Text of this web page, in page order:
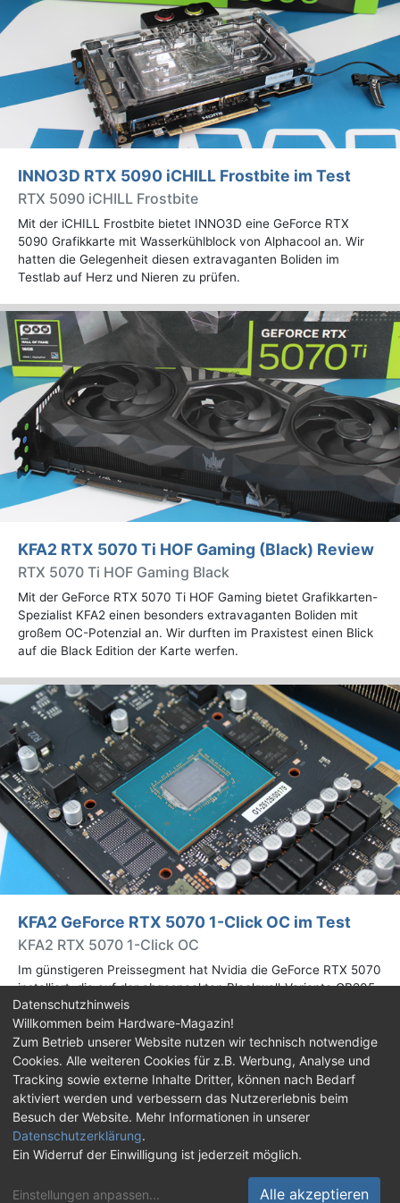
INNO3D RTX 5090 iCHILL Frostbite im Test
RTX 5090 iCHILL Frostbite
Mit der iCHILL Frostbite bietet INNO3D eine GeForce RTX
5090 Grafikkarte mit Wasserkühlblock von Alphacool an. Wir
hatten die Gelegenheit diesen extravaganten Boliden im
Testlab auf Herz und Nieren zu prüfen.
KFA2 RTX 5070 Ti HOF Gaming (Black) Review
RTX 5070 Ti HOF Gaming Black
Mit der GeForce RTX 5070 Ti HOF Gaming bietet Grafikkarten-
Spezialist KFA2 einen besonders extravaganten Boliden mit
großem OC-Potenzial an. Wir durften im Praxistest einen Blick
auf die Black Edition der Karte werfen.
KFA2 GeForce RTX 5070 1-Click OC im Test
KFA2 RTX 5070 1-Click OC
Im günstigeren Preissegment hat Nvidia die GeForce RTX 5070
installiert, die auf der abgespeckten Blackwell-Variante GB205
basiert. Wir haben uns ein Custom-Design von Hersteller KFA2
im Test genauer angesehen.
Impressum| Kontakt |Jobs |Datenschutz |
Consent‑Einstellungen |Haftungsausschluss
Feed Facebook
Twitch
Discord
© Copyright 2001 - 2026 Hardware-Magazin
Datenschutzhinweis
Willkommen beim Hardware-Magazin!
Zum Betrieb unserer Website nutzen wir technisch notwendige
Cookies. Alle weiteren Cookies für z.B. Werbung, Analyse und
Tracking sowie externe Inhalte Dritter, können nach Bedarf
aktiviert werden und verbessern das Nutzererlebnis beim
Besuch der Website. Mehr Informationen in unserer
Datenschutzerklärung.
Ein Widerruf der Einwilligung ist jederzeit möglich.
Einstellungen anpassen... Alle akzeptieren